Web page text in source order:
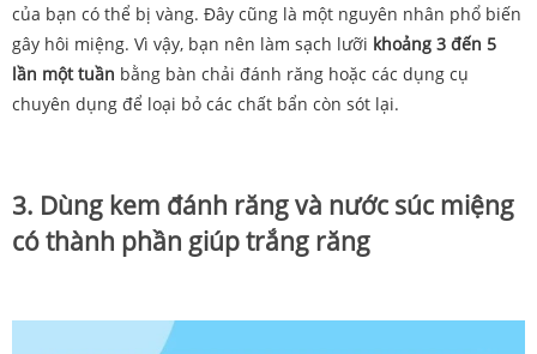
của bạn có thể bị vàng. Đây cũng là một nguyên nhân phổ biến
gây hôi miệng. Vì vậy, bạn nên làm sạch lưỡi khoảng 3 đến 5
lần một tuần bằng bàn chải đánh răng hoặc các dụng cụ
chuyên dụng để loại bỏ các chất bẩn còn sót lại.
3. Dùng kem đánh răng và nước súc miệng
có thành phần giúp trắng răng